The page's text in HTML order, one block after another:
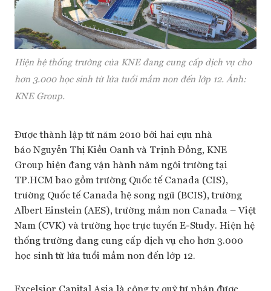
Hiện hệ thống trường của KNE đang cung cấp dịch vụ cho
hơn 3.000 học sinh từ lứa tuổi mầm non đến lớp 12. Ảnh:
KNE Group.
Được thành lập từ năm 2010 bởi hai cựu nhà
báo Nguyễn Thị Kiều Oanh và Trịnh Đồng, KNE
Group hiện đang vận hành năm ngôi trường tại
TP.HCM bao gồm trường Quốc tế Canada (CIS),
trường Quốc tế Canada hệ song ngữ (BCIS), trường
Albert Einstein (AES), trường mầm non Canada – Việt
Nam (CVK) và trường học trực tuyến E-Study. Hiện hệ
thống trường đang cung cấp dịch vụ cho hơn 3.000
học sinh từ lứa tuổi mầm non đến lớp 12.
Excelsior Capital Asia là công ty quỹ tư nhân được